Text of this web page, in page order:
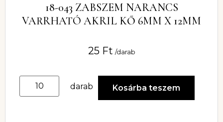
18-043 ZABSZEM NARANCS
VARRHATÓ AKRIL KŐ 6MM X 12MM
25 Ft /darab
darab Kosárba teszem